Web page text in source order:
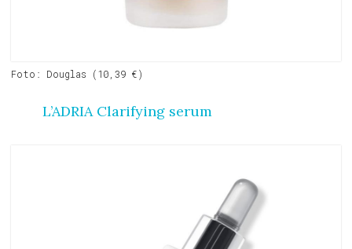
Foto: Douglas (10,39 €)
L’ADRIA Clarifying serum